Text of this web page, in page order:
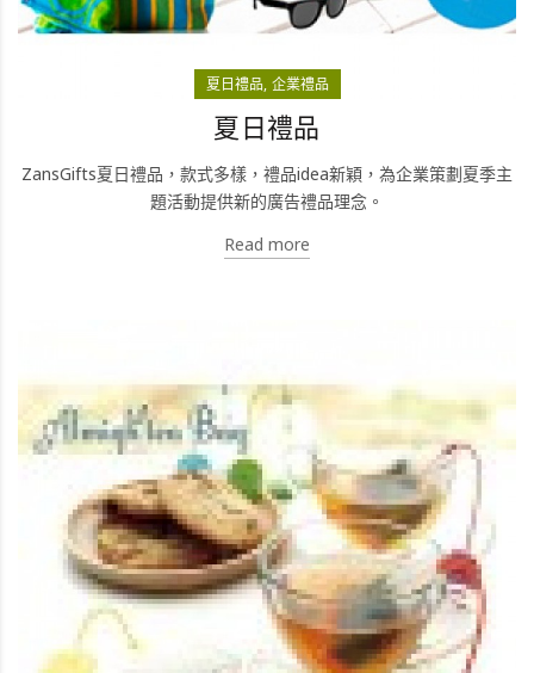
夏日禮品 企業禮品
夏日禮品
ZansGifts夏日禮品，款式多樣，禮品idea新穎，為企業策劃夏季主
題活動提供新的廣告禮品理念。
Read more